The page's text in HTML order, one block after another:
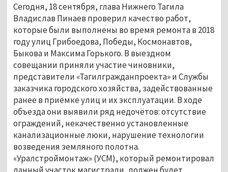
Сегодня, 18 сентября, глава Нижнего Тагила
Владислав Пинаев проверил качество работ,
которые были выполнены во время ремонта в 2018
году улиц Грибоедова, Победы, Космонавтов,
Быкова и Максима Горького. В выездном
совещании приняли участие чиновники,
представители «Тагилгражданпроекта» и Службы
заказчика городского хозяйства, задействованные
ранее в приёмке улиц и их эксплуатации. В ходе
объезда они выявили ряд недочётов: отсутствие
ограждений, некачественно установленные
канализационные люки, нарушение технологии
возведения земляного полотна.
«Уралстроймонтаж» (УСМ), который ремонтировал